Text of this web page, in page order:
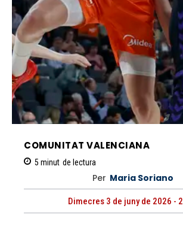
COMUNITAT VALENCIANA
5 minut de lectura
Per Maria Soriano
Dimecres 3 de juny de 2026 -